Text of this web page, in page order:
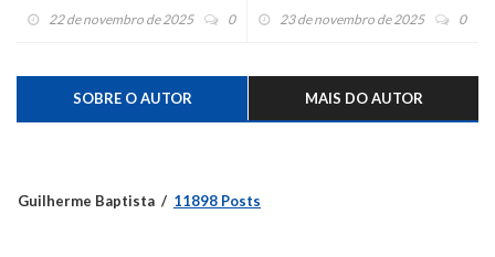
22 de novembro de 2025 0
Lajeado e tinha 34 anos
23 de novembro de 2025 0
SOBRE O AUTOR MAIS DO AUTOR
Guilherme Baptista 11898 Posts